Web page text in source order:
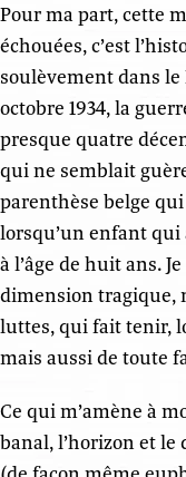
Pour ma part, cette
échouées, c’est
soulèvement dans le
octobre 1934, la
presque quatre
qui ne semblait
parenthèse belge
lorsqu’un enfant
à l’âge de huit ans.
dimension tragique,
luttes, qui fait tenir,
mais aussi de toute
Ce qui m’amène à
banal, l’horizon et